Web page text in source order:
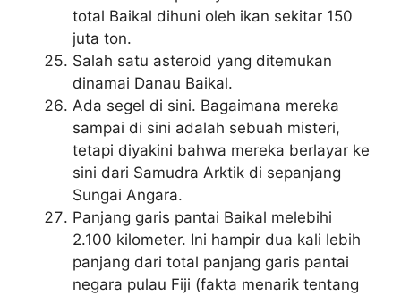
total Baikal dihuni oleh ikan sekitar 150
juta ton.
Salah satu asteroid yang ditemukan
dinamai Danau Baikal.
Ada segel di sini. Bagaimana mereka
sampai di sini adalah sebuah misteri,
tetapi diyakini bahwa mereka berlayar ke
sini dari Samudra Arktik di sepanjang
Sungai Angara.
Panjang garis pantai Baikal melebihi
2.100 kilometer. Ini hampir dua kali lebih
panjang dari total panjang garis pantai
negara pulau Fiji (fakta menarik tentang